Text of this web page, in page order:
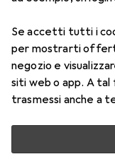
Se accetti tutti i
per mostrarti
negozio e
siti web o app. A
trasmessi anche a
Accessori
SSD 110S
Qui trovi accessori
SSD 110S 256GB